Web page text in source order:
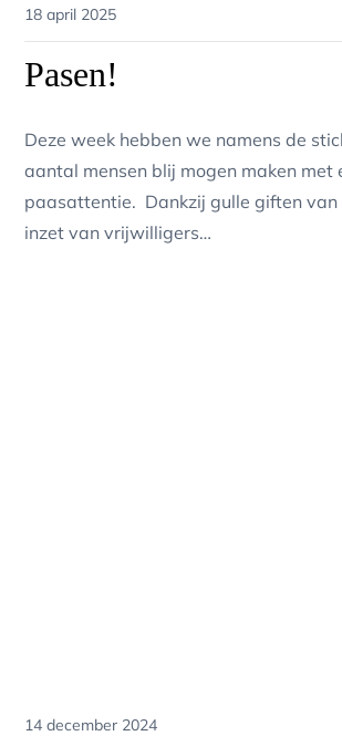
Posted
on
18 april 2025
Pasen!
Deze week hebben we namens de
aantal mensen blij mogen maken met
paasattentie. Dankzij gulle giften van
inzet van vrijwilligers…
Posted
14 december 2024